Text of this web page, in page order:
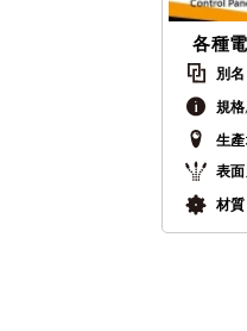
別名
規
生
表
材質